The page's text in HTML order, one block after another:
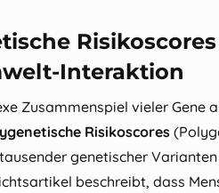
Zusammenspiel vieler Gene
Risikoscores
genetischer
beschreibt, dass